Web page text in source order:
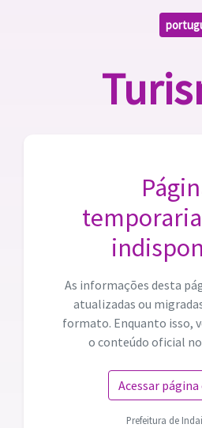
As informações desta
atualizadas ou
formato. Enquanto isso,
o conteúdo oficial
Acessar
Prefeitura de